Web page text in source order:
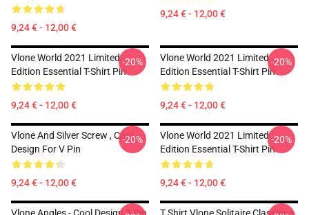
9,24 € - 12,00 €
9,24 € - 12,00 €
Vlone World 2021 Limited
Edition Essential T-Shirt Pin
9,24 € - 12,00 €
-20%
Vlone World 2021 Limited
Edition Essential T-Shirt Pin
9,24 € - 12,00 €
-20%
Vlone And Silver Screw , Cool
Design For V Pin
9,24 € - 12,00 €
-20%
Vlone World 2021 Limited
Edition Essential T-Shirt Pin
9,24 € - 12,00 €
-20%